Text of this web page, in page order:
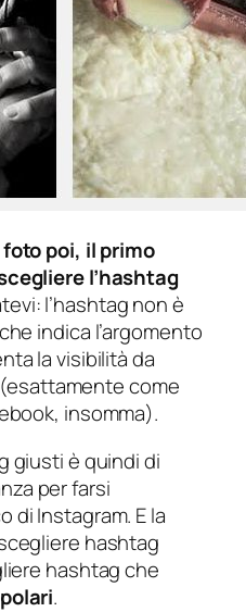
poi, il primo
l’hashtag
l’hashtag non è
indica l’argomento
la visibilità da
come
insomma).
giusti è quindi di
per farsi
di Instagram. E la
hashtag
hashtag che
.